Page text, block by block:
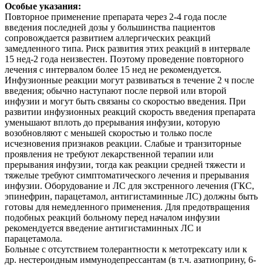
Особые указания:
Повторное применение препарата через 2-4 года после
введения последней дозы у большинства пациентов
сопровождается развитием аллергических реакций
замедленного типа. Риск развития этих реакций в интервале
15 нед-2 года неизвестен. Поэтому проведение повторного
лечения с интервалом более 15 нед не рекомендуется.
Инфузионные реакции могут развиваться в течение 2 ч после
введения; обычно наступают после первой или второй
инфузии и могут быть связаны со скоростью введения. При
развитии инфузионных реакций скорость введения препарата
уменьшают вплоть до прерывания инфузии, которую
возобновляют с меньшей скоростью и только после
исчезновения признаков реакции. Слабые и транзиторные
проявления не требуют лекарственной терапии или
прерывания инфузии, тогда как реакции средней тяжести и
тяжелые требуют симптоматического лечения и прерывания
инфузии. Оборудование и ЛС для экстренного лечения (ГКС,
эпинефрин, парацетамол, антигистаминные ЛС) должны быть
готовы для немедленного применения. Для предотвращения
подобных реакций больному перед началом инфузии
рекомендуется введение антигистаминных ЛС и
парацетамола.
Больные с отсутствием толерантности к метотрексату или к
др. нестероидным иммунодепрессантам (в т.ч. азатиоприну, 6-